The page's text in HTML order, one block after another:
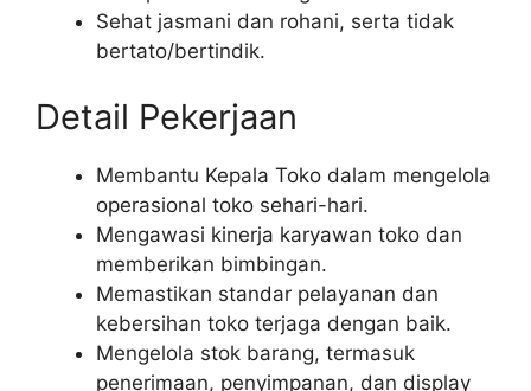
Sehat jasmani dan rohani, serta tidak
bertato/bertindik.
Detail Pekerjaan
Membantu Kepala Toko dalam mengelola
operasional toko sehari-hari.
Mengawasi kinerja karyawan toko dan
memberikan bimbingan.
Memastikan standar pelayanan dan
kebersihan toko terjaga dengan baik.
Mengelola stok barang, termasuk
penerimaan, penyimpanan, dan display